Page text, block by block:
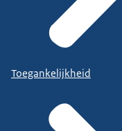
Toegankelijkheid